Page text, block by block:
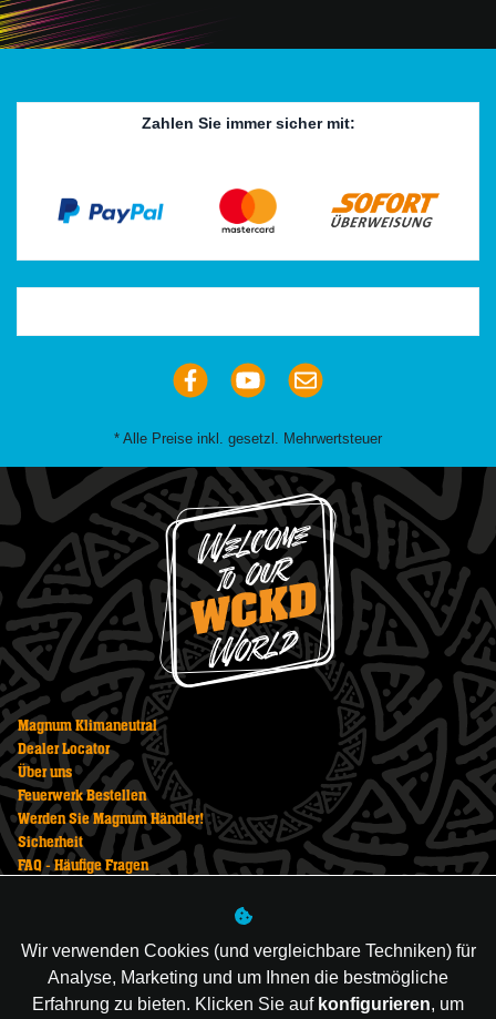
Wir verwenden Cookies (und vergleichbare Techniken) für
Analyse, Marketing und um Ihnen die bestmögliche
Erfahrung zu bieten. Klicken Sie auf konfigurieren, um
Zahlen Sie immer sicher mit:
* Alle Preise inkl. gesetzl. Mehrwertsteuer
Magnum Klimaneutral
Dealer Locator
Über uns
Feuerwerk Bestellen
Werden Sie Magnum Händler!
Sicherheit
FAQ - Häufige Fragen
Feuerwerk Kaufen
Newsletter